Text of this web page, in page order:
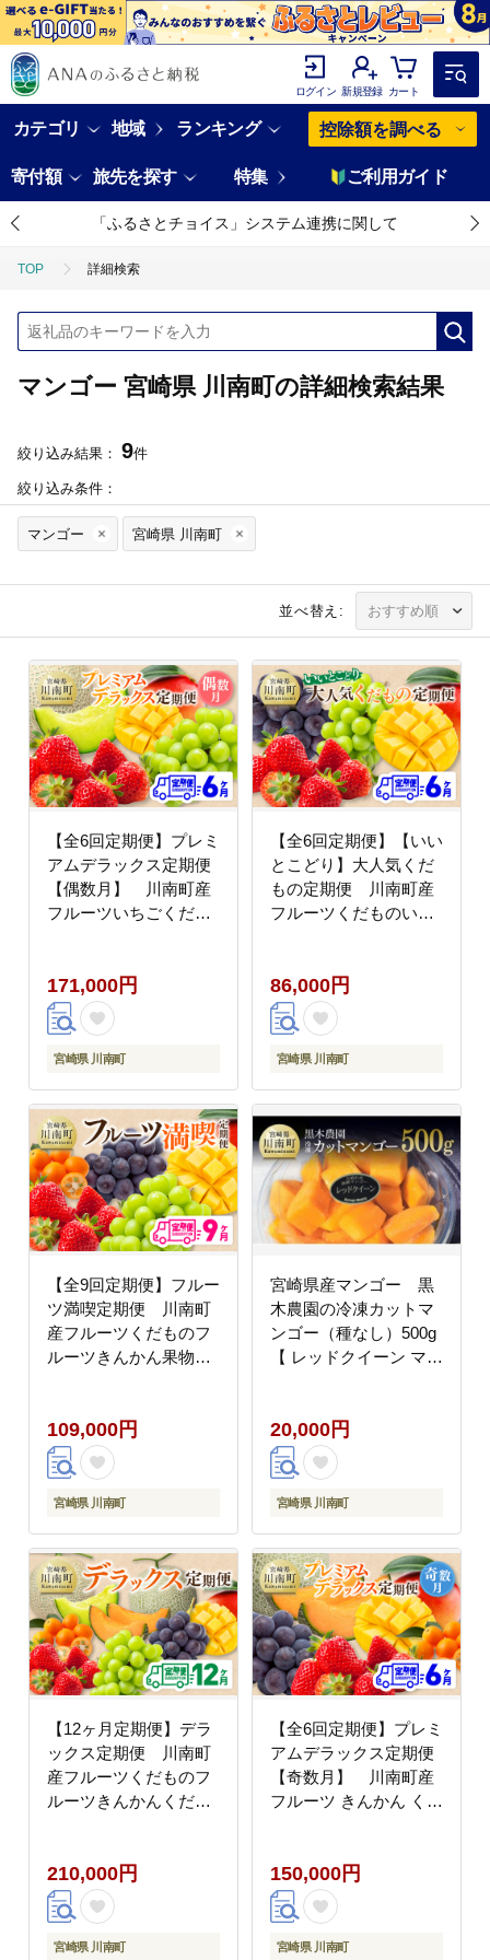
ログイン 新規登録 カート
カテゴリ 地域 ランキング 控除額を調べる
寄付額 旅先を探す 特集 ご利用ガイド
「ふるさとチョイス」システム連携に関して
TOP 詳細検索
マンゴー 宮崎県 川南町の詳細検索結果
絞り込み結果： 9件
絞り込み条件：
マンゴー 宮崎県 川南町
並べ替え:
【全6回定期便】プレミ
アムデラックス定期便
【偶数月】 川南町産
フルーツいちごくだも
どうフルーツ果物シャ
インマスカットフルー
ツメロン果物フルーツ
[B11703t6]
171,000円
宮崎県 川南町
【全6回定期便】【いい
とこどり】大人気くだ
もの定期便 川南町産
フルーツくだものいち
物ぶどうフルーツ果物
ビオーネフルーツシャ
インフルーツマスカッ
トフルーツ[D11704t6]
86,000円
宮崎県 川南町
【全9回定期便】フルー
ツ満喫定期便 川南町
産フルーツくだものフ
ルーツきんかん果物フ
果物フルーツぶどうフ
ルーツピオーネフルー
ツシャインマスカット
フルーツ[D11701t9]
109,000円
宮崎県 川南町
宮崎県産マンゴー 黒
木農園の冷凍カットマ
ンゴー（種なし）500g
【 レッドクイーン マン
20,000円
宮崎県 川南町
【12ヶ月定期便】デラ
ックス定期便 川南町
産フルーツくだものフ
ルーツきんかんくだも
果物フルーツぶどうフ
ルーツピオーネフルー
ツシャインマスカット
フルーツ大玉メロンフ
210,000円
宮崎県 川南町
【全6回定期便】プレミ
アムデラックス定期便
【奇数月】 川南町産
フルーツ きんかん くだ
う ピオーネ 赤肉メロン
メロン [C11718t6]
150,000円
宮崎県 川南町